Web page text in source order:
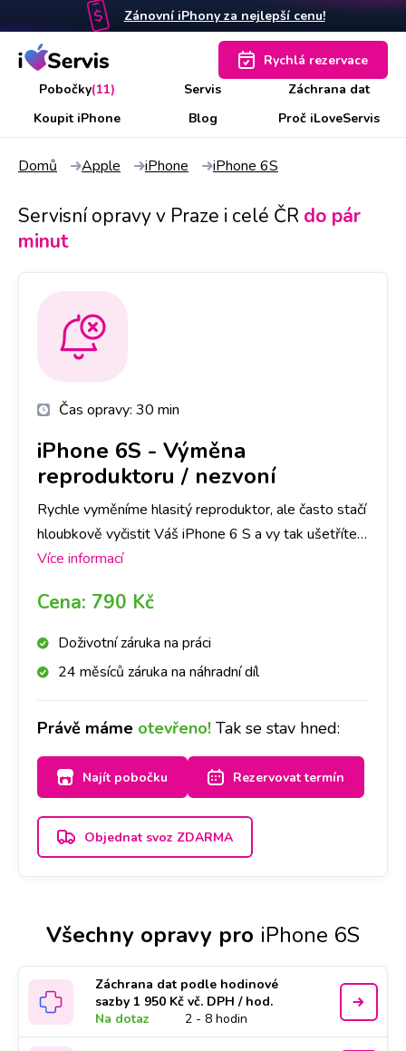
Zánovní iPhony za nejlepší cenu!
Pobočky(11) Servis
Záchrana dat
Koupit iPhone
Blog Proč iLoveServis
Rychlá rezervace
Domů Apple iPhone iPhone 6S
Servisní opravy v Praze i celé ČR do pár
minut
Čas opravy: 30 min
iPhone 6S - Výměna
reproduktoru / nezvoní
Rychle vyměníme hlasitý reproduktor, ale často stačí
hloubkově vyčistit Váš iPhone 6 S a vy tak ušetříte
čas i peníze. Doporučujeme si udělat rezervaci nebo
připraven. Reproduktor pak vyčistíme nebo
vyměníme a přístroj bude opět hlasitý.
Více informací
Cena: 790 Kč
Doživotní záruka na práci
24 měsíců záruka na náhradní díl
Právě máme otevřeno! Tak se stav hned:
Najít pobočku Rezervovat termín
Objednat svoz ZDARMA
Všechny opravy pro iPhone 6S
Záchrana dat podle hodinové
sazby 1 950 Kč vč. DPH / hod.
Na dotaz
2 - 8 hodin